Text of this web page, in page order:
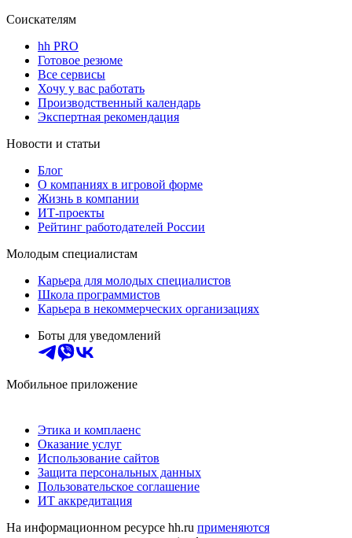
Соискателям
hh PRO
Готовое резюме
Все сервисы
Хочу у вас работать
Производственный календарь
Экспертная рекомендация
Новости и статьи
Блог
О компаниях в игровой форме
Жизнь в компании
ИТ-проекты
Рейтинг работодателей России
Молодым специалистам
Карьера для молодых специалистов
Школа программистов
Карьера в некоммерческих организациях
Боты для уведомлений
Мобильное приложение
Этика и комплаенс
Оказание услуг
Использование сайтов
Защита персональных данных
Пользовательское соглашение
ИТ аккредитация
На информационном ресурсе hh.ru применяются